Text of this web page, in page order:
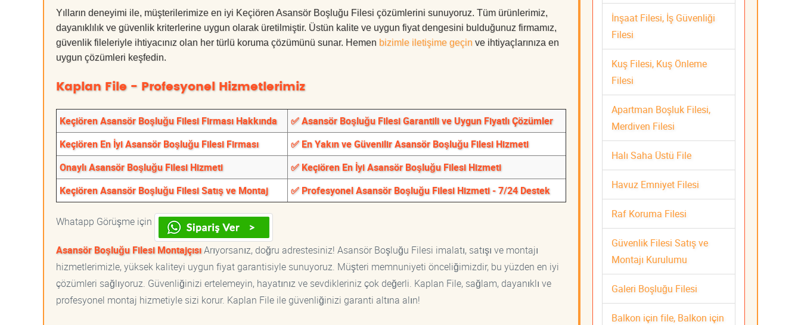
Yılların deneyimi ile, müşterilerimize en iyi Keçiören Asansör Boşluğu Filesi çözümlerini sunuyoruz. Tüm ürünlerimiz,
dayanıklılık ve güvenlik kriterlerine uygun olarak üretilmiştir. Üstün kalite ve uygun fiyat dengesini bulduğunuz firmamız,
güvenlik fileleriyle ihtiyacınız olan her türlü koruma çözümünü sunar. Hemen bizimle iletişime geçin ve ihtiyaçlarınıza en
uygun çözümleri keşfedin.
Kaplan File - Profesyonel Hizmetlerimiz
Keçiören Asansör Boşluğu Filesi Firması Hakkında
✅ Asansör Boşluğu Filesi Garantili ve Uygun Fiyatlı Çözümler
Keçiören En İyi Asansör Boşluğu Filesi Firması
✅ En Yakın ve Güvenilir Asansör Boşluğu Filesi Hizmeti
Onaylı Asansör Boşluğu Filesi Hizmeti
✅ Keçiören En İyi Asansör Boşluğu Filesi Hizmeti
Keçiören Asansör Boşluğu Filesi Satış ve Montaj
✅ Profesyonel Asansör Boşluğu Filesi Hizmeti - 7/24 Destek
Whatapp Görüşme için
Asansör Boşluğu Filesi MontajçısıArıyorsanız, doğru adrestesiniz! Asansör Boşluğu Filesi imalatı, satışı ve montajı
hizmetlerimizle, yüksek kaliteyi uygun fiyat garantisiyle sunuyoruz. Müşteri memnuniyeti önceliğimizdir, bu yüzden en iyi
çözümleri sağlıyoruz. Güvenliğinizi ertelemeyin, hayatınız ve sevdikleriniz çok değerli. Kaplan File, sağlam, dayanıklı ve
profesyonel montaj hizmetiyle sizi korur. Kaplan File ile güvenliğinizi garanti altına alın!
İnşaat Filesi, İş Güvenliği
Filesi
Kuş Filesi, Kuş Önleme
Filesi
Apartman Boşluk Filesi,
Merdiven Filesi
Halı Saha Üstü File
Havuz Emniyet Filesi
Raf Koruma Filesi
Güvenlik Filesi Satış ve
Montajı Kurulumu
Galeri Boşluğu Filesi
Balkon için file, Balkon için